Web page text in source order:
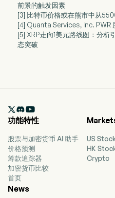
前景的触发因素
[3] 比特币价格或在熊市中从
[4] Quanta Services, Inc. PWR
[5] XRP走向1美元路线图：分析
态突破

功能特性
股票与加密货币 AI 助手
价格预测
筹款追踪器
加密货币比较
首页
US
HK
Crypto
News